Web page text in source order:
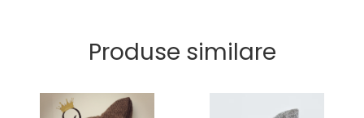
Produse similare